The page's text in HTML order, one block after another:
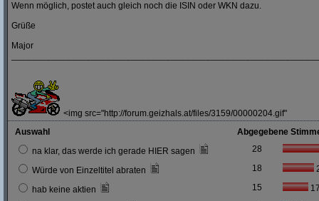
Wenn möglich, postet auch gleich noch die ISIN oder WKN dazu.
Grüße
Major
<img src="http://forum.geizhals.at/files/3159/00000204.gif"
Auswahl
Abgegebene
na klar, das werde ich gerade HIER sagen
28
Würde von Einzeltitel abraten 18
hab keine aktien 15